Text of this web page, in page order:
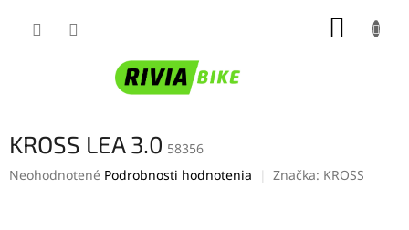
KROSS LEA 3.0 58356
Priemerné
Neohodnotené Podrobnosti hodnotenia Značka: KROSS